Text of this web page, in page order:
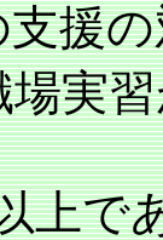
援
実
上で